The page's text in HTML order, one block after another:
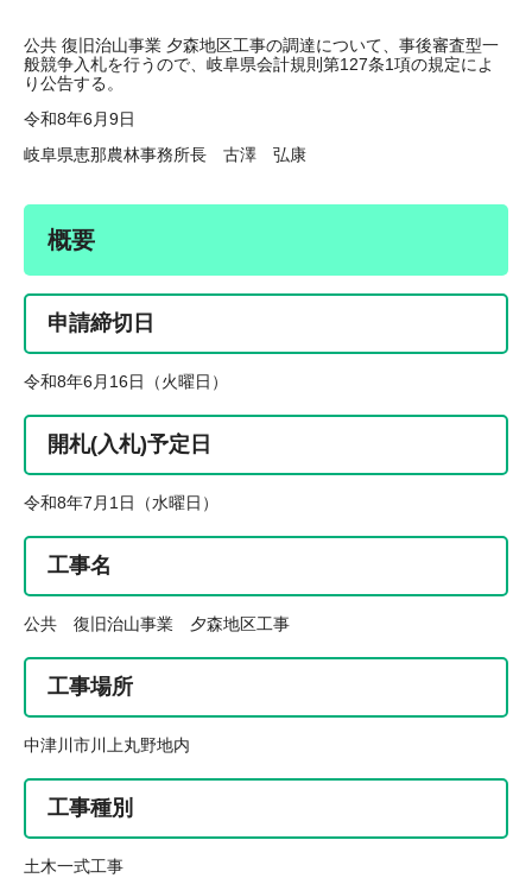
公共 復旧治山事業 夕森地区工事の調達について、事後審査型一
般競争入札を行うので、岐阜県会計規則第127条1項の規定によ
り公告する。
令和8年6月9日
岐阜県恵那農林事務所長 古澤 弘康
概要
申請締切日
令和8年6月16日（火曜日）
開札(入札)予定日
令和8年7月1日（水曜日）
工事名
公共 復旧治山事業 夕森地区工事
工事場所
中津川市川上丸野地内
工事種別
土木一式工事